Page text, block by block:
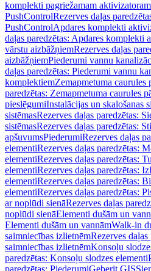
komplekti pagriežamam
PushControlRezerves daļas
PushControlApdares komplekti
daļas paredzētas: Apdares komplekti
vārstu aizbāžņiemRezerves daļas
aizbāžņiemPiederumi vannu
daļas paredzētas: Piederumi vannu
komplektiemZemapmetuma caurules
paredzētas: Zemapmetuma caurules
pieslēgumiInstalācijas un skalošanas
sistēmasRezerves daļas paredzētas:
sistēmasRezerves daļas paredzētas:
apšuvumsPiederumiRezerves daļas
elementiRezerves daļas paredzētas:
elementiRezerves daļas paredzētas:
elementiRezerves daļas paredzētas:
elementiRezerves daļas paredzētas:
elementiRezerves daļas paredzētas:
ar noplūdi sienāRezerves daļas
noplūdi sienāElementi dušām un
Elementi dušām un vannāmWalk-in
saimniecības izlietnēmRezerves
saimniecības izlietnēmKonsoļu
paredzētas: Konsoļu slodzes elementi
paredzētas: PiederumiGeberit GIS